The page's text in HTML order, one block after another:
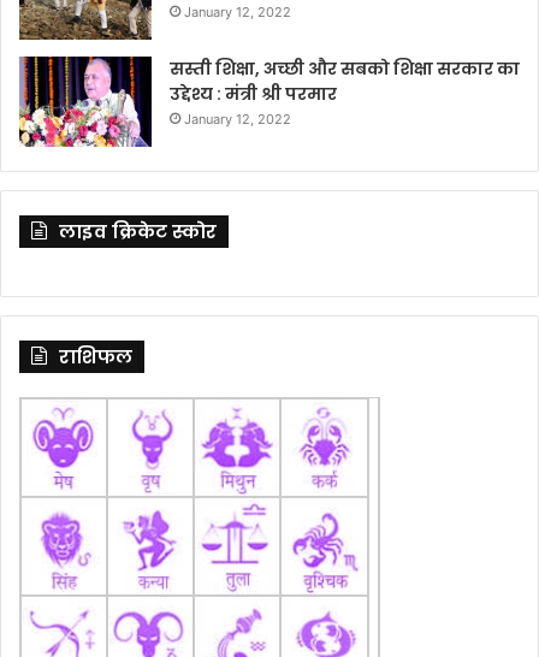
January 12, 2022
सस्ती शिक्षा, अच्छी और सबको शिक्षा सरकार का
उद्देश्य : मंत्री श्री परमार
January 12, 2022
लाइव क्रिकेट स्कोर
राशिफल